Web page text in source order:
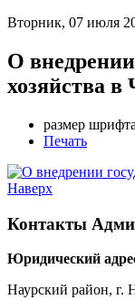
Вторник, 07 июля
О
хозяйства в
размер шрифта
Печать
Наверх
Контакты
Юридический
Наурский район, г.